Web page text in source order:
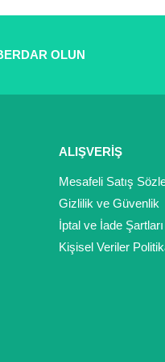
ederiz.
görüntülenemiyor.
olmalı.
OLUN
ALIŞVERİŞ
Mesafeli Satış
Gizlilik ve Güvenlik
İptal ve İade Şartları
Kişisel Veriler